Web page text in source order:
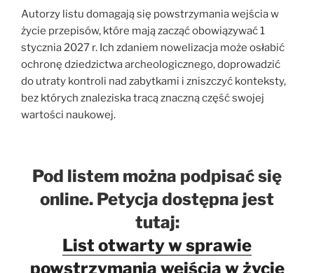
Autorzy listu domagają się powstrzymania wejścia w
życie przepisów, które mają zacząć obowiązywać 1
stycznia 2027 r. Ich zdaniem nowelizacja może osłabić
ochronę dziedzictwa archeologicznego, doprowadzić
do utraty kontroli nad zabytkami i zniszczyć konteksty,
bez których znaleziska tracą znaczną część swojej
wartości naukowej.
Pod listem można podpisać się
online. Petycja dostępna jest
tutaj:
List otwarty w sprawie
powstrzymania wejścia w życie